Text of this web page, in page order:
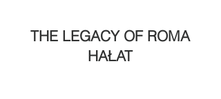
THE LEGACY OF ROMA
HAŁAT